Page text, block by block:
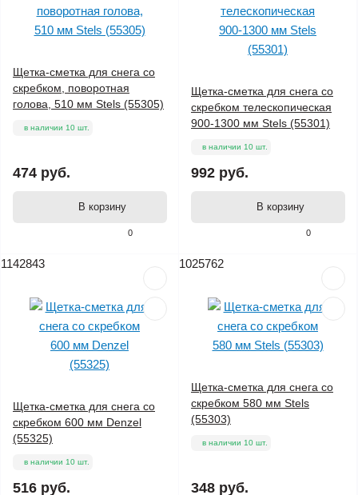
0
Щетка-сметка для снега со
скребком, поворотная
голова, 510 мм Stels (55305)
в наличии 10 шт.
474 руб.
В корзину
0
Щетка-сметка для снега со
скребком телескопическая
900-1300 мм Stels (55301)
в наличии 10 шт.
992 руб.
В корзину
1142843
Щетка-сметка для снега со
скребком 600 мм Denzel
(55325)
в наличии 10 шт.
516 руб.
1025762
Щетка-сметка для снега со
скребком 580 мм Stels
(55303)
в наличии 10 шт.
348 руб.